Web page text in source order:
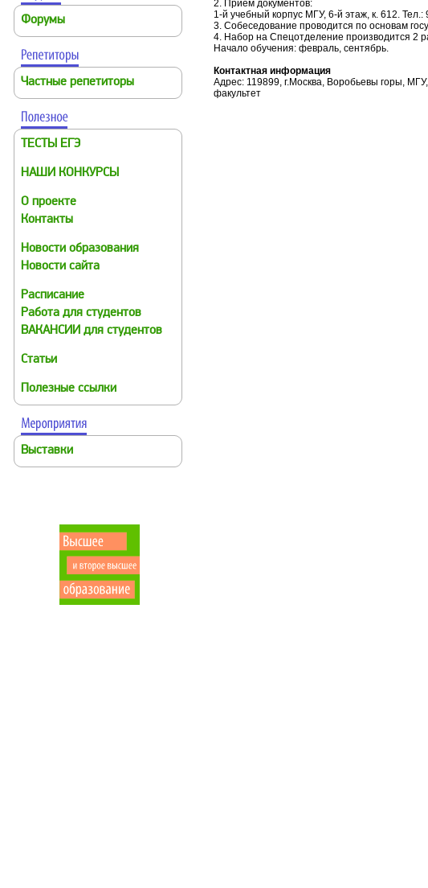
Форумы
Частные репетиторы
ТЕСТЫ ЕГЭ
НАШИ КОНКУРСЫ
О проекте
Контакты
Новости образования
Новости сайта
Расписание
Работа для студентов
ВАКАНСИИ для студентов
Статьи
Полезные ссылки
Выставки
2. Прием документов:
1-й учебный корпус МГУ, 6-й этаж, к. 612. Тел.:
3. Собеседование проводится по основам
4. Набор на Спецотделение производится 2
Начало обучения: февраль, сентябрь.
Контактная информация
Адрес: 119899, г.Москва, Воробьевы горы,
факультет